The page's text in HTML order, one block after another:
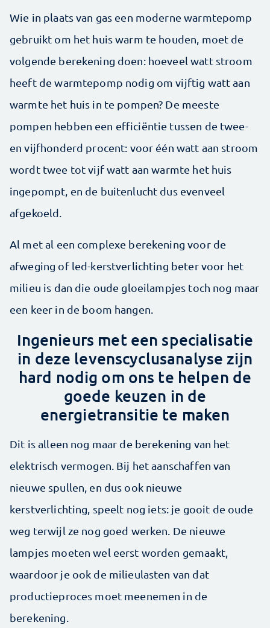
Wie in plaats van gas een moderne warmtepomp
gebruikt om het huis warm te houden, moet de
volgende berekening doen: hoeveel watt stroom
heeft de warmtepomp nodig om ­vijftig watt aan
warmte het huis in te pompen? De meeste
pompen hebben een efficiëntie tussen de twee-
en vijfhonderd procent: voor één watt aan stroom
wordt twee tot vijf watt aan warmte het huis
ingepompt, en de buitenlucht dus evenveel
afgekoeld.
Al met al een complexe berekening voor de
afweging of led-kerstverlichting beter voor het
milieu is dan die oude gloeilampjes toch nog maar
een keer in de boom hangen.
Ingenieurs met een specialisatie
in deze levens­cyclusanalyse zijn
hard nodig om ons te helpen de
goede keuzen in de
energietransitie te maken
Dit is alleen nog maar de berekening van het
elektrisch vermogen. Bij het aanschaffen van
nieuwe spullen, en dus ook nieuwe
kerstverlichting, speelt nog iets: je gooit de oude
weg terwijl ze nog goed werken. De nieuwe
lampjes moeten wel eerst worden gemaakt,
waardoor je ook de milieulasten van dat
productieproces moet meenemen in de
berekening.